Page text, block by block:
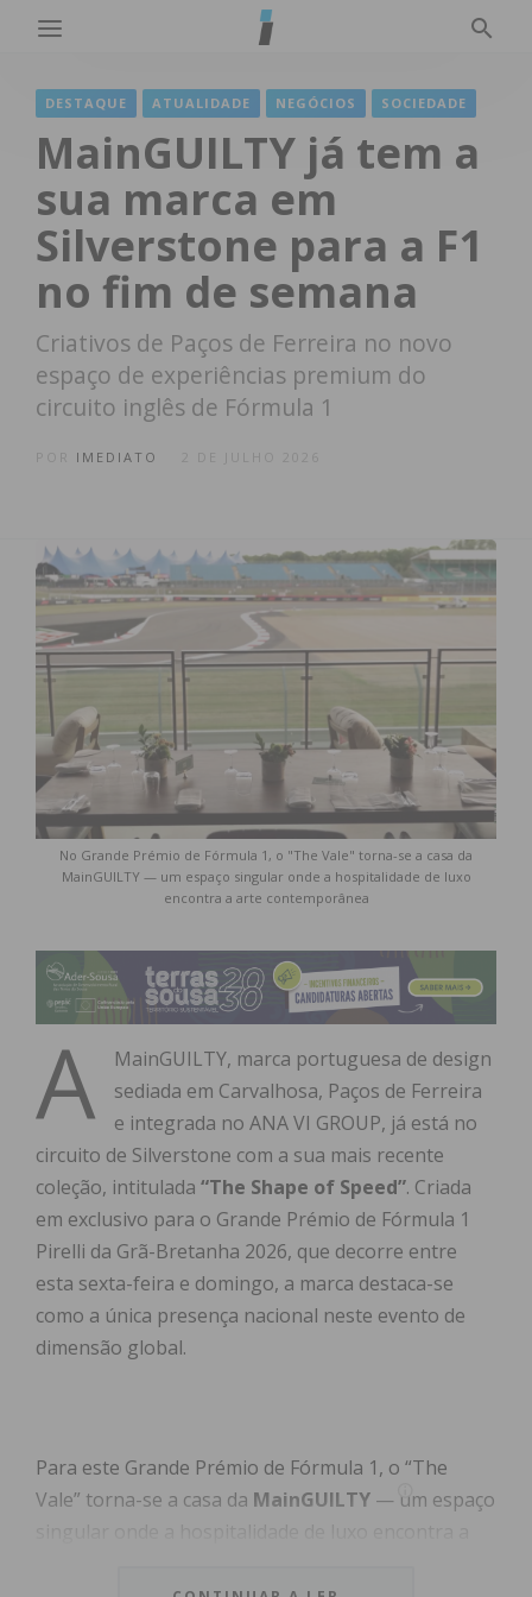
DESTAQUE ATUALIDADE NEGÓCIOS SOCIEDADE
MainGUILTY já tem a
sua marca em
Silverstone para a F1
no fim de semana
Criativos de Paços de Ferreira no novo
espaço de experiências premium do
circuito inglês de Fórmula 1
IMEDIATO
No Grande Prémio de Fórmula 1, o "The Vale" torna-se a casa da
MainGUILTY — um espaço singular onde a hospitalidade de luxo
encontra a arte contemporânea
A
MainGUILTY, marca portuguesa de design
sediada em Carvalhosa, Paços de Ferreira
e integrada no ANA VI GROUP, já está no
circuito de Silverstone com a sua mais recente
coleção, intitulada “The Shape of Speed”. Criada
em exclusivo para o Grande Prémio de Fórmula 1
Pirelli da Grã-Bretanha 2026, que decorre entre
esta sexta-feira e domingo, a marca destaca-se
como a única presença nacional neste evento de
dimensão global.
Para este Grande Prémio de Fórmula 1, o “The
Vale” torna-se a casa da MainGUILTY — um espaço